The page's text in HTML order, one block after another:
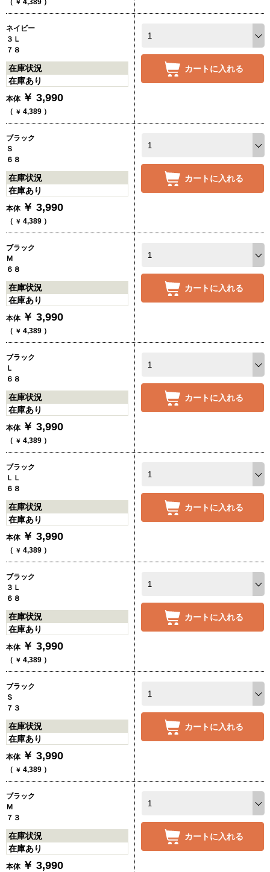
（ ￥ 4,389 ）
ネイビー
３Ｌ
７８
在庫状況
在庫あり
本体 ￥ 3,990
（ ￥ 4,389 ）
カートに入れる
ブラック
Ｓ
６８
在庫状況
在庫あり
本体 ￥ 3,990
（ ￥ 4,389 ）
カートに入れる
ブラック
Ｍ
６８
在庫状況
在庫あり
本体 ￥ 3,990
（ ￥ 4,389 ）
カートに入れる
ブラック
Ｌ
６８
在庫状況
在庫あり
本体 ￥ 3,990
（ ￥ 4,389 ）
カートに入れる
ブラック
ＬＬ
６８
在庫状況
在庫あり
本体 ￥ 3,990
（ ￥ 4,389 ）
カートに入れる
ブラック
３Ｌ
６８
在庫状況
在庫あり
本体 ￥ 3,990
（ ￥ 4,389 ）
カートに入れる
ブラック
Ｓ
７３
在庫状況
在庫あり
本体 ￥ 3,990
（ ￥ 4,389 ）
カートに入れる
ブラック
Ｍ
７３
在庫状況
在庫あり
本体 ￥ 3,990
カートに入れる